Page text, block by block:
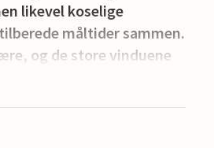
likevel koselige
måltider sammen.
og de store vinduene
du spiser eller slapper